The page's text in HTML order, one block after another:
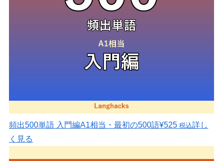
頻出500単語 入門編A1相当・最初の500語¥525 税込詳し
く見る